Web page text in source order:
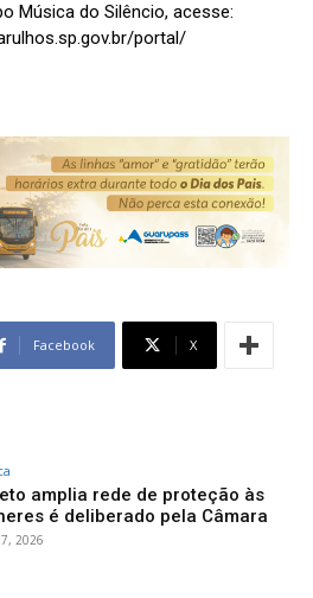
Música do Silêncio, acesse:
portal/
Facebook X
amplia rede de proteção às
é deliberado pela Câmara
7, 2026